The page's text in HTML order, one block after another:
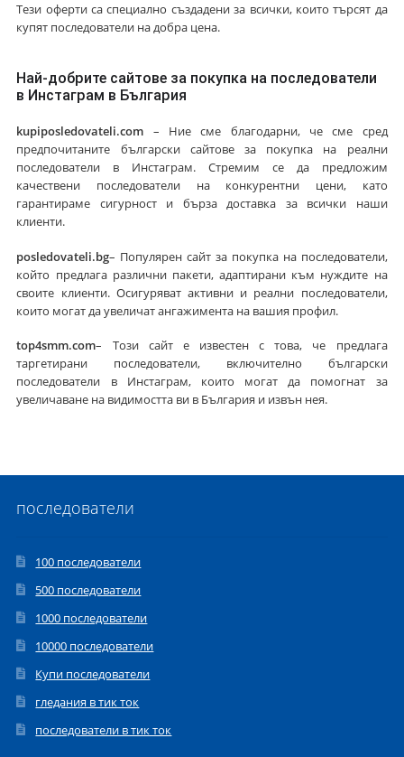
Тези оферти са специално създадени за всички, които търсят да
купят последователи на добра цена.
Най-добрите сайтове за покупка на последователи
в Инстаграм в България
kupiposledovateli.com – Ние сме благодарни, че сме сред
предпочитаните български сайтове за покупка на реални
последователи в Инстаграм. Стремим се да предложим
качествени последователи на конкурентни цени, като
гарантираме сигурност и бърза доставка за всички наши
клиенти.
posledovateli.bg– Популярен сайт за покупка на последователи,
който предлага различни пакети, адаптирани към нуждите на
своите клиенти. Осигуряват активни и реални последователи,
които могат да увеличат ангажимента на вашия профил.
top4smm.com– Този сайт е известен с това, че предлага
таргетирани последователи, включително български
последователи в Инстаграм, които могат да помогнат за
увеличаване на видимостта ви в България и извън нея.
последователи
100 последователи
500 последователи
1000 последователи
10000 последователи
Купи последователи
гледания в тик ток
последователи в тик ток